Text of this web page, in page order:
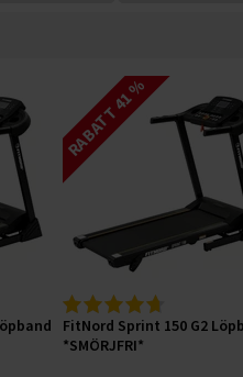
RABATT 41 %
FitNord Sprint 150 G2
*SMÖRJFRI*